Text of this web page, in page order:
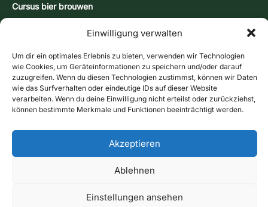
Einwilligung verwalten
Um dir ein optimales Erlebnis zu bieten, verwenden wir Technologien
wie Cookies, um Geräteinformationen zu speichern und/oder darauf
zuzugreifen. Wenn du diesen Technologien zustimmst, können wir Daten
wie das Surfverhalten oder eindeutige IDs auf dieser Website
verarbeiten. Wenn du deine Einwilligung nicht erteilst oder zurückziehst,
können bestimmte Merkmale und Funktionen beeinträchtigt werden.
Akzeptieren
Ablehnen
Einstellungen ansehen
Cursus bier brouwen
Contactformulier
Openingstijden
Routebeschrijving & kaart
Nieuwsbrief
Bonnen
© 2026 Historische Birgelse Watermolen – Alle rechten
voorbehouden
gegevensbeschermingVoorwaarden
Betalingsmethoden
Bel ons